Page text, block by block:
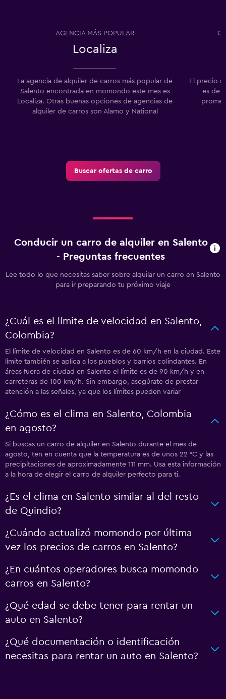
AGENCIA MÁS POPULAR
Localiza
La agencia de alquiler de carros más popular de
Salento encontrada en momondo este mes es
Localiza. Otras buenas opciones de agencias de
alquiler de carros son Alamo y National
El precio
es de
Buscar ofertas de carro
Conducir un carro de alquiler en Salento
- Preguntas frecuentes
Lee todo lo que necesitas saber sobre alquilar un carro en Salento
para ir preparando tu próximo viaje
¿Cuál es el límite de velocidad en Salento,
Colombia?
El límite de velocidad en Salento es de 60 km/h en la ciudad. Este
límite también se aplica a los pueblos y barrios colindantes. En
áreas fuera de ciudad en Salento el límite es de 90 km/h y en
carreteras de 100 km/h. Sin embargo, asegúrate de prestar
atención a las señales, ya que los límites pueden variar
¿Cómo es el clima en Salento, Colombia
en agosto?
Si buscas un carro de alquiler en Salento durante el mes de
agosto, ten en cuenta que la temperatura es de unos 22 °C y las
precipitaciones de aproximadamente 111 mm. Usa esta información
a la hora de elegir el carro de alquiler perfecto para ti.
¿Es el clima en Salento similar al del resto
de Quindio?
¿Cuándo actualizó momondo por última
vez los precios de carros en Salento?
¿En cuántos operadores busca momondo
carros en Salento?
¿Qué edad se debe tener para rentar un
auto en Salento?
¿Qué documentación o identificación
necesitas para rentar un auto en Salento?